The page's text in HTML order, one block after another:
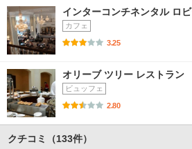
インターコンチネンタル ロ
カフェ
3.25
オリーブ ツリー レストラン
ビュッフェ
2.80
クチコミ（133件）